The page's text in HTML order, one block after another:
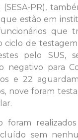
PR),
estão em
que
ciclo de
pelo SUS,
negativo para
e 22
nove foram
foram
sem